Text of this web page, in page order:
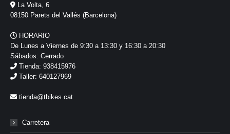
La Volta, 6
08150 Parets del Vallés (Barcelona)
HORARIO
De Lunes a Viernes de 9:30 a 13:30 y 16:30 a 20:30
Sábados: Cerrado
Tienda: 938415976
Taller: 640127969
tienda@tbikes.cat
Carretera